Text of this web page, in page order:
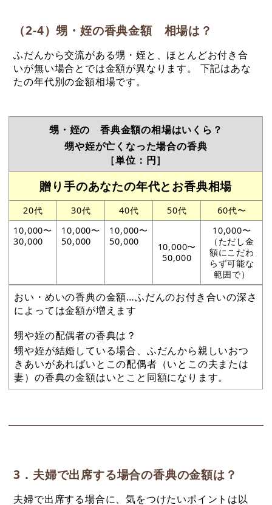
（2-4）甥・姪の香典金額 相場は？
ふだんから交流がある甥・姪と、ほとんどお付き合
いが無い場合とでは金額が異なります。 下記はあな
たの年代別の金額相場です。
甥・姪の 香典金額の相場はいくら？
甥や姪が亡くなった場合の香典
［単位：円］
贈り手のあなたの年代とお香典相場
20代 30代 40代 50代
60代〜
10,000〜
30,000
10,000〜
50,000
10,000〜
50,000
10,000〜
50,000
10,000〜
（ただし金
額にこだわ
らず可能な
範囲で）
おい・めいの香典の金額…ふだんのお付き合いの深さ
によっては金額が増えます
甥や姪の配偶者の香典は？
甥や姪が結婚している場合、ふだんから親しいおつ
きあいがあればいとこの配偶者（いとこの夫または
妻）の香典の金額はいとこと同額になります。
3．夫婦で出席する場合の香典の金額は？
夫婦で出席する場合に、気をつけたいポイントは以